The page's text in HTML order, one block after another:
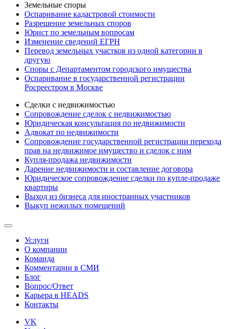
Земельные споры
Оспаривание кадастровой стоимости
Разрешение земельных споров
Юрист по земельным вопросам
Изменение сведений ЕГРН
Перевод земельных участков из одной категории в
другую
Споры с Департаментом городского имущества
Оспаривание в государственной регистрации
Росреестром в Москве
Сделки с недвижимостью
Сопровождение сделок с недвижимостью
Юридическая консультация по недвижимости
Адвокат по недвижимости
Сопровождение государственной регистрации перехода
прав на недвижимое имущество и сделок с ним
Купля-продажа недвижимости
Дарение недвижимости и составление договора
Юридическое сопровождение сделки по купле-продаже
квартиры
Выход из бизнеса для иностранных участников
Выкуп нежилых помещений
Услуги
О компании
Команда
Комментарии в СМИ
Блог
Вопрос/Ответ
Карьера в HEADS
Контакты
VK